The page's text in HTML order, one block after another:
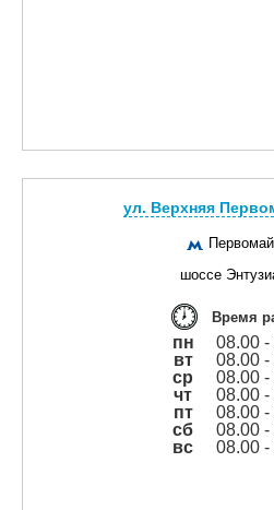
ул. Верхняя
шоссе
Время
пн
08.00 -
вт
08.00 -
ср
08.00 -
чт
08.00 -
пт
08.00 -
сб
08.00 -
вс
08.00 -